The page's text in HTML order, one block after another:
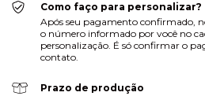
Como faço para personalizar?
Após seu pagamento confirmado,
o número informado por você no
personalização. É só confirmar o
contato.
Prazo de produção